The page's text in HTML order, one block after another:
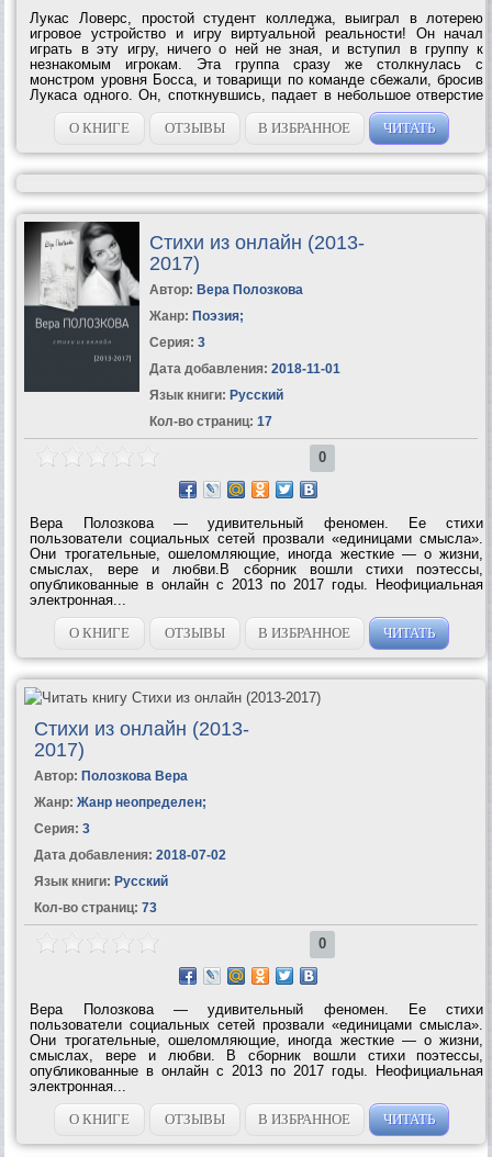
Лукас Ловерс, простой студент колледжа, выиграл в лотерею
игровое устройство и игру виртуальной реальности! Он начал
играть в эту игру, ничего о ней не зная, и вступил в группу к
незнакомым игрокам. Эта группа сразу же столкнулась с
монстром уровня Босса, и товарищи по команде сбежали, бросив
Лукаса одного. Он, споткнувшись, падает в небольшое отверстие
и спасается от Босса, однако, умудряется застрять в этой
пещере! Да еще и не...
О КНИГЕ ОТЗЫВЫ В ИЗБРАННОЕ ЧИТАТЬ
Стихи из онлайн (2013-
2017)
Автор: Вера Полозкова
Жанр: Поэзия;
Серия: 3
Дата добавления: 2018-11-01
Язык книги: Русский
Кол-во страниц: 17
0
Вера Полозкова — удивительный феномен. Ее стихи
пользователи социальных сетей прозвали «единицами смысла».
Они трогательные, ошеломляющие, иногда жесткие — о жизни,
смыслах, вере и любви.В сборник вошли стихи поэтессы,
опубликованные в онлайн с 2013 по 2017 годы. Неофициальная
электронная...
О КНИГЕ
ОТЗЫВЫ В ИЗБРАННОЕ ЧИТАТЬ
Стихи из онлайн (2013-
2017)
Автор: Полозкова Вера
Жанр: Жанр неопределен;
Серия: 3
Дата добавления: 2018-07-02
Язык книги: Русский
Кол-во страниц: 73
0
Вера Полозкова — удивительный феномен. Ее стихи
пользователи социальных сетей прозвали «единицами смысла».
Они трогательные, ошеломляющие, иногда жесткие — о жизни,
смыслах, вере и любви. В сборник вошли стихи поэтессы,
опубликованные в онлайн с 2013 по 2017 годы. Неофициальная
электронная...
О КНИГЕ
ОТЗЫВЫ В ИЗБРАННОЕ ЧИТАТЬ